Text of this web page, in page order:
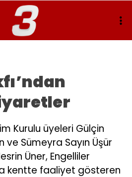
Kurulu üyeleri Gülçin
ve Sümeyra Sayın Üşür
Üner, Engelliler
kentte faaliyet gösteren